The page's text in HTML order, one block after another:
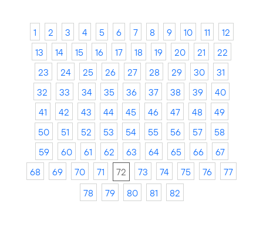
1 2 3 4 5 6 7 8 9 10 11
12
13
14 15 16 17 18 19 20 21
22
23
24 25 26 27 28 29 30
31
32
33 34 35 36 37 38 39
40
41
42 43 44 45 46 47 48
49
50
51 52 53 54 55 56 57
58
59
60 61 62 63 64 65 66
67
68
69 70 71 72 73 74 75 76
77
78
79 80 81 82